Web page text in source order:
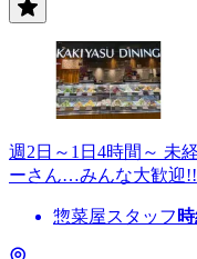
週2日～1日4時間～ 未
ーさん…みんな大歓迎!!
惣菜屋スタッフ